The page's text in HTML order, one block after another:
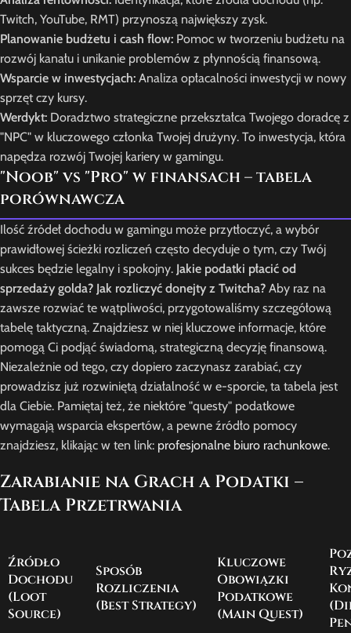
Twitch, YouTube, RMT) przynoszą największy zysk.
Planowanie budżetu i cash flow: Pomoc w tworzeniu budżetu na
rozwój kanału i unikanie problemów z płynnością finansową.
Wsparcie w inwestycjach: Analiza opłacalności inwestycji w nowy
sprzęt czy kursy.
Werdykt: Doradztwo strategiczne przekształca Twojego doradcę z
"NPC" w kluczowego członka Twojej drużyny. To inwestycja, która
napędza rozwój Twojej kariery w gamingu.
"Noob" vs "Pro" w finansach – tabela
porównawcza
Ilość źródeł dochodu w gamingu może przytłoczyć, a wybór
prawidłowej ścieżki rozliczeń często decyduje o tym, czy Twój
sukces będzie legalny i spokojny. Jakie podatki płacić od
sprzedaży golda? Jak rozliczyć donejty z Twitcha? Aby raz na
zawsze rozwiać te wątpliwości, przygotowaliśmy szczegółową
tabelę taktyczną. Znajdziesz w niej kluczowe informacje, które
pomogą Ci podjąć świadomą, strategiczną decyzję finansową.
Niezależnie od tego, czy dopiero zaczynasz zarabiać, czy
prowadzisz już rozwiniętą działalność w e-sporcie, ta tabela jest
dla Ciebie. Pamiętaj też, że niektóre "questy" podatkowe
wymagają wsparcia ekspertów, a pewne źródło pomocy
znajdziesz, klikając w ten link: profesjonalne biuro rachunkowe.
Zarabianie na Grach a Podatki –
Tabela Przetrwania
Źródło
Dochodu
(Loot
Source)
Sposób
Rozliczenia
(Best Strategy)
Kluczowe
Obowiązki
Podatkowe
(Main Quest)